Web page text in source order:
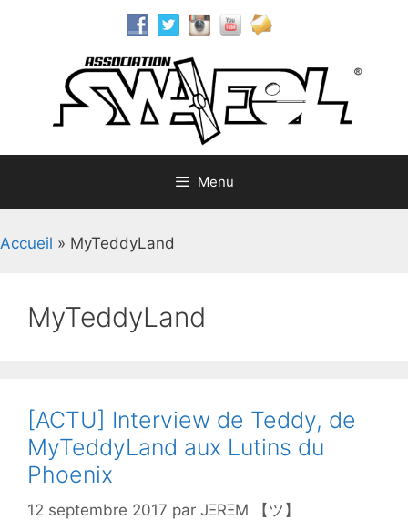
Menu
Accueil » MyTeddyLand
MyTeddyLand
[ACTU] Interview de Teddy, de
MyTeddyLand aux Lutins du
Phoenix
12 septembre 2017 par JΞRΞM 【ツ】